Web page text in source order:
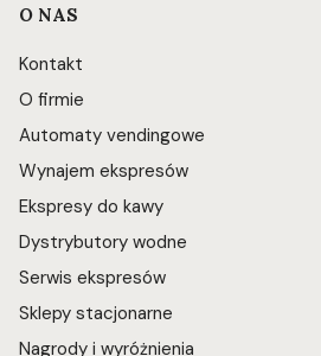
O NAS
Kontakt
O firmie
Automaty vendingowe
Wynajem ekspresów
Ekspresy do kawy
Dystrybutory wodne
Serwis ekspresów
Sklepy stacjonarne
Nagrody i wyróżnienia